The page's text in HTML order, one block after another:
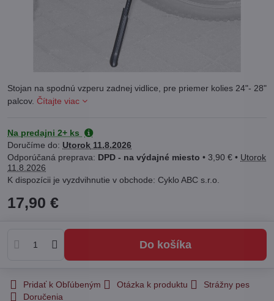
Stojan na spodnú vzperu zadnej vidlice, pre priemer kolies 24"- 28"
palcov. Čítajte viac
Na predajni 2+ ks
Doručíme do: Utorok 11.8.2026
DPD - na výdajné miesto • 3,90 € • Utorok
11.8.2026
Cyklo ABC s.r.o.
17,90 €
Do košíka
Pridať k Obľúbeným Otázka k produktu
Strážny pes
Doručenia